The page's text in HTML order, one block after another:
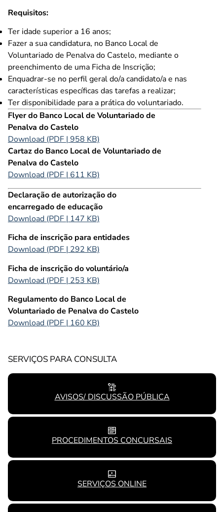
Requisitos:
Ter idade superior a 16 anos;
Fazer a sua candidatura, no Banco Local de
Voluntariado de Penalva do Castelo, mediante o
preenchimento de uma Ficha de Inscrição;
Enquadrar-se no perfil geral do/a candidato/a e nas
características específicas das tarefas a realizar;
Ter disponibilidade para a prática do voluntariado.
Flyer do Banco Local de Voluntariado de
Penalva do Castelo
Download (PDF | 958 KB)
Cartaz do Banco Local de Voluntariado de
Penalva do Castelo
Download (PDF | 611 KB)
Declaração de autorização do
encarregado de educação
Download (PDF | 147 KB)
Ficha de inscrição para entidades
Download (PDF | 292 KB)
Ficha de inscrição do voluntário/a
Download (PDF | 253 KB)
Regulamento do Banco Local de
Voluntariado de Penalva do Castelo
Download (PDF | 160 KB)
SERVIÇOS PARA CONSULTA
AVISOS/ DISCUSSÃO PÚBLICA
PROCEDIMENTOS CONCURSAIS
SERVIÇOS ONLINE